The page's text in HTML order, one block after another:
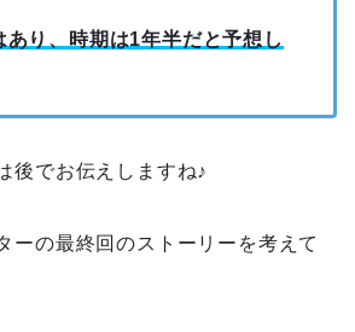
あり、時期は1年半だと予想し
後でお伝えしますね♪
ーの最終回のストーリーを考えて